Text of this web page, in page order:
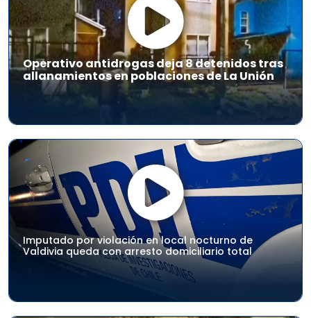
Operativo antidrogas deja 8 detenidos tras
allanamientos en poblaciones de La Unión
Imputado por violación en local nocturno de
Valdivia queda con arresto domiciliario total